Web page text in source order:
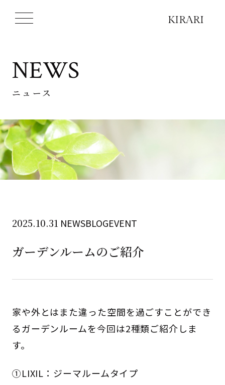
NEWS
ニュース
2025.10.31 NEWSBLOGEVENT
ガーデンルームのご紹介
家や外とはまた違った空間を過ごすことができ
るガーデンルームを今回は2種類ご紹介しま
す。
①LIXIL：ジーマルームタイプ